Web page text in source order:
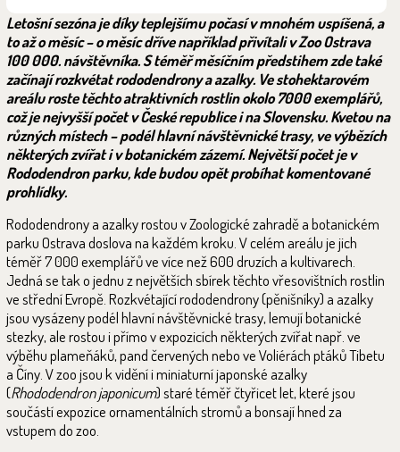
Letošní sezóna je díky teplejšímu počasí v mnohém uspíšená, a
to až o měsíc – o měsíc dříve například přivítali v Zoo Ostrava
100 000. návštěvníka. S téměř měsíčním předstihem zde také
začínají rozkvétat rododendrony a azalky. Ve stohektarovém
areálu roste těchto atraktivních rostlin okolo 7000 exemplářů,
což je nejvyšší počet v České republice i na Slovensku. Kvetou na
různých místech – podél hlavní návštěvnické trasy, ve výbězích
některých zvířat i v botanickém zázemí. Největší počet je v
Rododendron parku, kde budou opět probíhat komentované
prohlídky.
Rododendrony a azalky rostou v Zoologické zahradě a botanickém
parku Ostrava doslova na každém kroku. V celém areálu je jich
téměř 7 000 exemplářů ve více než 600 druzích a kultivarech.
Jedná se tak o jednu z největších sbírek těchto vřesovištních rostlin
ve střední Evropě. Rozkvétající rododendrony (pěnišníky) a azalky
jsou vysázeny podél hlavní návštěvnické trasy, lemují botanické
stezky, ale rostou i přímo v expozicích některých zvířat např. ve
výběhu plameňáků, pand červených nebo ve Voliérách ptáků Tibetu
a Číny. V zoo jsou k vidění i miniaturní japonské azalky
(Rhododendron japonicum) staré téměř čtyřicet let, které jsou
součástí expozice ornamentálních stromů a bonsají hned za
vstupem do zoo.